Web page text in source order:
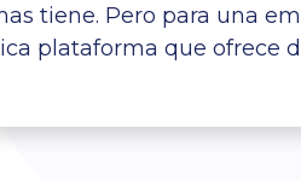
tiene. Pero para una
plataforma que ofrece